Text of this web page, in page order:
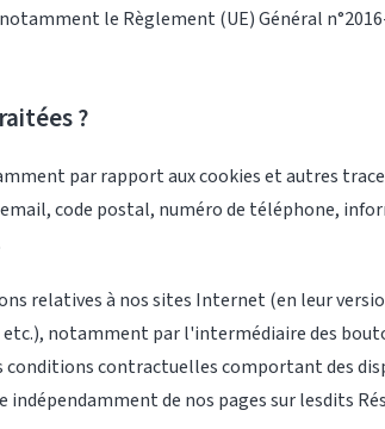
le Règlement (UE) Général
?
par rapport aux cookies et autres
code postal, numéro de téléphone,
relatives à nos sites Internet (en leur
notamment par l'intermédiaire des
conditions contractuelles comportant des
de nos pages sur lesdits